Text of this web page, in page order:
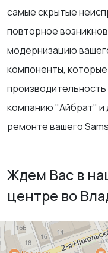
самые скрытые
повторное
модернизацию
компоненты,
компанию "Айбрат" и
ремонте вашего
Ждем Вас в
центре во